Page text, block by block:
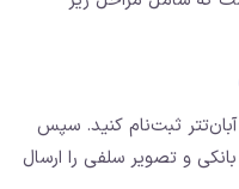
ثبت‌نام کنید. سپس
و تصویر سلفی را ارسال